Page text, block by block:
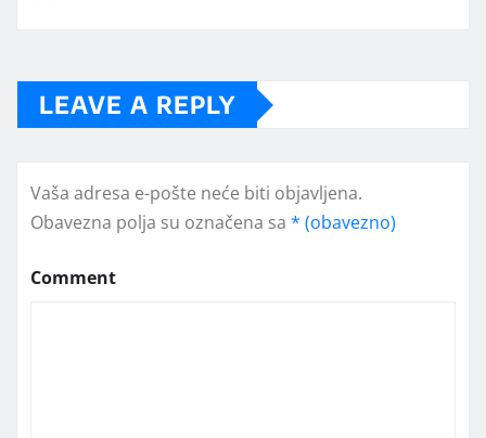
LEAVE A REPLY
Vaša adresa e-pošte neće biti objavljena.
Obavezna polja su označena sa * (obavezno)
Comment